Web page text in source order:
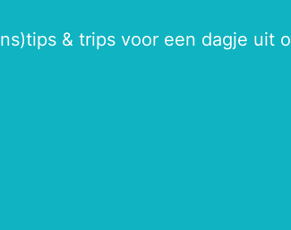
& trips voor een dagje uit